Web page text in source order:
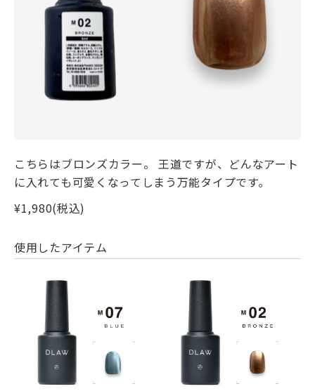
こちらはブロンズカラー。 王道ですが、どんなアート
に入れても可愛くなってしまう万能タイプです。
¥1,980(税込)
使用したアイテム